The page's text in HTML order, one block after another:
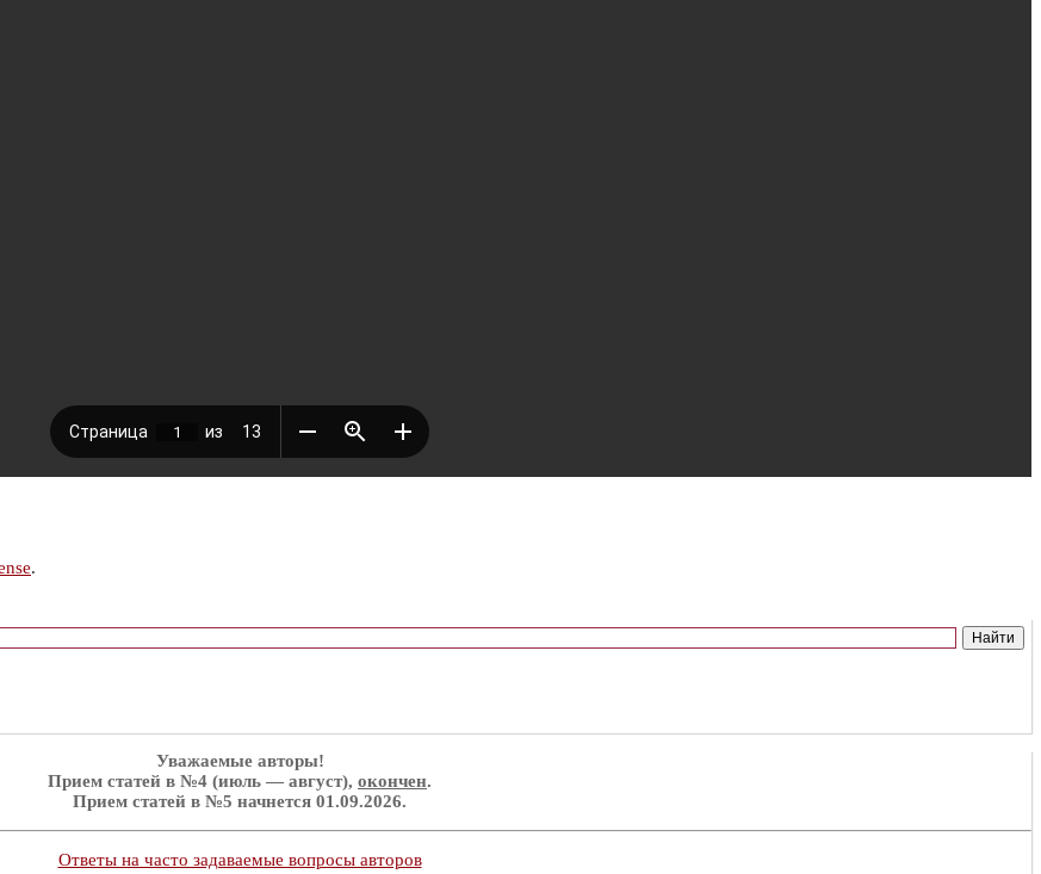
.
Уважаемые авторы!
Прием статей в №4 (июль — август), окончен.
Прием статей в №5 начнется 01.09.2026.
Ответы на часто задаваемые вопросы авторов